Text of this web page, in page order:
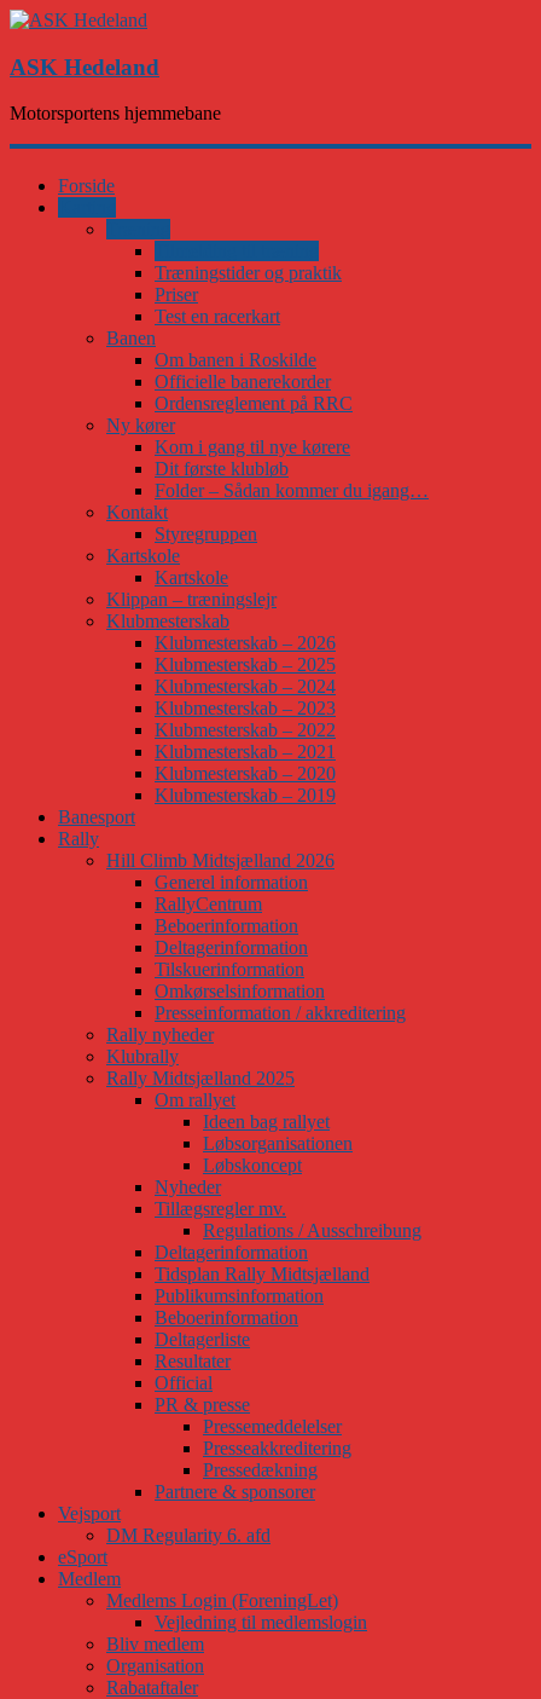
ASK Hedeland
Motorsportens hjemmebane
Forside
Træningstider og praktik
Priser
Test en racerkart
Banen
Om banen i Roskilde
Officielle banerekorder
Ordensreglement på RRC
Ny kører
Kom i gang til nye kørere
Dit første klubløb
Folder – Sådan kommer du igang…
Kontakt
Styregruppen
Kartskole
Kartskole
Klippan – træningslejr
Klubmesterskab
Klubmesterskab – 2026
Klubmesterskab – 2025
Klubmesterskab – 2024
Klubmesterskab – 2023
Klubmesterskab – 2022
Klubmesterskab – 2021
Klubmesterskab – 2020
Klubmesterskab – 2019
Banesport
Rally
Hill Climb Midtsjælland 2026
Generel information
RallyCentrum
Beboerinformation
Deltagerinformation
Tilskuerinformation
Omkørselsinformation
Presseinformation / akkreditering
Rally nyheder
Klubrally
Rally Midtsjælland 2025
Om rallyet
Ideen bag rallyet
Løbsorganisationen
Løbskoncept
Nyheder
Tillægsregler mv.
Regulations / Ausschreibung
Deltagerinformation
Tidsplan Rally Midtsjælland
Publikumsinformation
Beboerinformation
Deltagerliste
Resultater
Official
PR & presse
Pressemeddelelser
Presseakkreditering
Pressedækning
Partnere & sponsorer
Vejsport
DM Regularity 6. afd
eSport
Medlem
Medlems Login (ForeningLet)
Vejledning til medlemslogin
Bliv medlem
Organisation
Rabataftaler